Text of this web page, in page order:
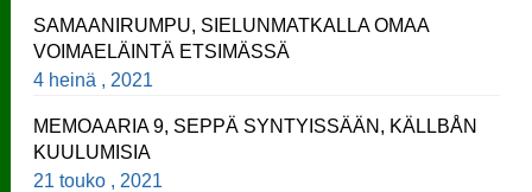
SAMAANIRUMPU, SIELUNMATKALLA OMAA
VOIMAELÄINTÄ ETSIMÄSSÄ
4 heinä , 2021
MEMOAARIA 9, SEPPÄ SYNTYISSÄÄN, KÄLLBÅN
KUULUMISIA
21 touko , 2021